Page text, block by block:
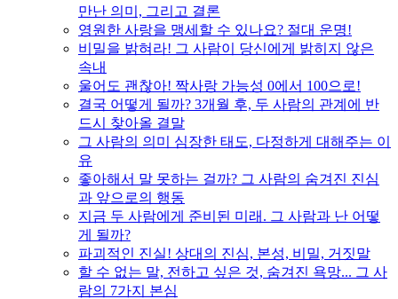
만난 의미, 그리고 결론
영원한 사랑을 맹세할 수 있나요? 절대 운명!
비밀을 밝혀라! 그 사람이 당신에게 밝히지 않은
속내
울어도 괜찮아! 짝사랑 가능성 0에서 100으로!
결국 어떻게 될까? 3개월 후, 두 사람의 관계에 반
드시 찾아올 결말
그 사람의 의미 심장한 태도, 다정하게 대해주는 이
유
좋아해서 말 못하는 걸까? 그 사람의 숨겨진 진심
과 앞으로의 행동
지금 두 사람에게 준비된 미래. 그 사람과 난 어떻
게 될까?
파괴적인 진실! 상대의 진심, 본성, 비밀, 거짓말
할 수 없는 말, 전하고 싶은 것, 숨겨진 욕망... 그 사
람의 7가지 본심